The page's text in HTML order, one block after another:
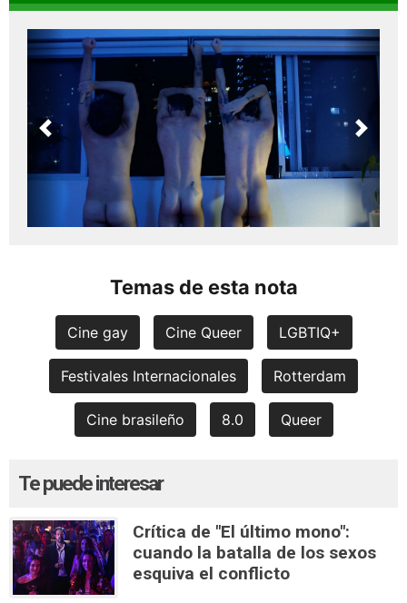
Previous Next
Temas de esta nota
Cine gay Cine Queer LGBTIQ+
Festivales Internacionales Rotterdam
Cine brasileño 8.0 Queer
Te puede interesar
Crítica de "El último mono":
cuando la batalla de los sexos
esquiva el conflicto